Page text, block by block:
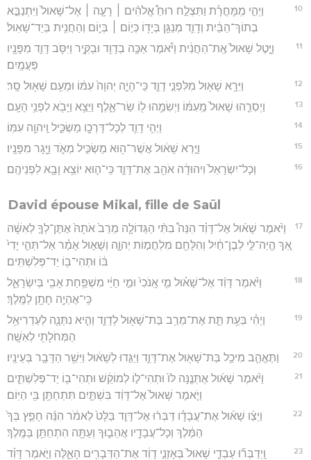
10
וַיְהִ֣י מִֽמָּחֳרָ֗ת וַתִּצְלַ֣ח רוּחַ֩ אֱלֹהִ֨ים ׀ רָעָ֤ה ׀ אֶל־שָׁאוּל֙ וַיִּתְנַבֵּ֣א
בְתוֹךְ־הַבַּ֔יִת וְדָוִ֛ד מְנַגֵּ֥ן בְּיָד֖וֹ כְּי֣וֹם ׀ בְּי֑וֹם וְהַחֲנִ֖ית בְּיַד־שָׁאֽוּל׃
11
וַיָּ֤טֶל שָׁאוּל֙ אֶֽת־הַחֲנִ֔ית וַיֹּ֕אמֶר אַכֶּ֥ה בְדָוִ֖ד וּבַקִּ֑יר וַיִּסֹּ֥ב דָּוִ֛ד מִפָּנָ֖יו
פַּעֲמָֽיִם׃
12 וַיִּרָ֥א שָׁא֖וּל מִלִּפְנֵ֣י דָוִ֑ד כִּֽי־הָיָ֤ה יְהוָה֙ עִמּ֔וֹ וּמֵעִ֥ם שָׁא֖וּל סָֽר׃
13 וַיְסִרֵ֤הוּ שָׁאוּל֙ מֵֽעִמּ֔וֹ וַיְשִׂמֵ֥הוּ ל֖וֹ שַׂר־אָ֑לֶף וַיֵּצֵ֥א וַיָּבֹ֖א לִפְנֵ֥י הָעָֽם׃
14 וַיְהִ֥י דָוִ֛ד לְכָל־דָּרְכָ֖ו מַשְׂכִּ֑יל וַֽיהוָ֖ה עִמּֽוֹ׃
15 וַיַּ֣רְא שָׁא֔וּל אֲשֶׁר־ה֖וּא מַשְׂכִּ֣יל מְאֹ֑ד וַיָּ֖גָר מִפָּנָֽיו׃
16 וְכָל־יִשְׂרָאֵל֙ וִיהוּדָ֔ה אֹהֵ֖ב אֶת־דָּוִ֑ד כִּֽי־ה֛וּא יוֹצֵ֥א וָבָ֖א לִפְנֵיהֶֽם׃
David épouse Mikal, fille de Saül
17
וַיֹּ֨אמֶר שָׁא֜וּל אֶל־דָּוִ֗ד הִנֵּה֩ בִתִּ֨י הַגְּדוֹלָ֤ה מֵרַב֙ אֹתָהּ֙ אֶתֶּן־לְךָ֣ לְאִשָּׁ֔ה
אַ֚ךְ הֱיֵה־לִּ֣י לְבֶן־חַ֔יִל וְהִלָּחֵ֖ם מִלְחֲמ֣וֹת יְהוָ֑ה וְשָׁא֣וּל אָמַ֗ר אַל־תְּהִ֤י יָדִי֙
בּ֔וֹ וּתְהִי־ב֖וֹ יַד־פְּלִשְׁתִּֽים׃
18
וַיֹּ֨אמֶר דָּוִ֜ד אֶל־שָׁא֗וּל מִ֤י אָֽנֹכִי֙ וּמִ֣י חַיַּ֔י מִשְׁפַּ֥חַת אָבִ֖י בְּיִשְׂרָאֵ֑ל
כִּֽי־אֶהְיֶ֥ה חָתָ֖ן לַמֶּֽלֶךְ׃
19
וַיְהִ֗י בְּעֵ֥ת תֵּ֛ת אֶת־מֵרַ֥ב בַּת־שָׁא֖וּל לְדָוִ֑ד וְהִ֧יא נִתְּנָ֛ה לְעַדְרִיאֵ֥ל
הַמְּחֹלָתִ֖י לְאִשָּֽׁה׃
20 וַתֶּאֱהַ֛ב מִיכַ֥ל בַּת־שָׁא֖וּל אֶת־דָּוִ֑ד וַיַּגִּ֣דוּ לְשָׁא֔וּל וַיִּשַׁ֥ר הַדָּבָ֖ר בְּעֵינָֽיו׃
21
וַיֹּ֨אמֶר שָׁא֜וּל אֶתְּנֶ֤נָּה לּוֹ֙ וּתְהִי־ל֣וֹ לְמוֹקֵ֔שׁ וּתְהִי־ב֖וֹ יַד־פְּלִשְׁתִּ֑ים
וַיֹּ֤אמֶר שָׁאוּל֙ אֶל־דָּוִ֔ד בִּשְׁתַּ֛יִם תִּתְחַתֵּ֥ן בִּ֖י הַיּֽוֹם׃
22
וַיְצַ֨ו שָׁא֜וּל אֶת־עֲבָדָ֗ו דַּבְּר֨וּ אֶל־דָּוִ֤ד בַּלָּט֙ לֵאמֹ֔ר הִנֵּ֨ה חָפֵ֤ץ בְּךָ֙
הַמֶּ֔לֶךְ וְכָל־עֲבָדָ֖יו אֲהֵב֑וּךָ וְעַתָּ֖ה הִתְחַתֵּ֥ן בַּמֶּֽלֶךְ׃
23
וַֽיְדַבְּר֞וּ עַבְדֵ֤י שָׁאוּל֙ בְּאָזְנֵ֣י דָוִ֔ד אֶת־הַדְּבָרִ֖ים הָאֵ֑לֶּה וַיֹּ֣אמֶר דָּוִ֗ד